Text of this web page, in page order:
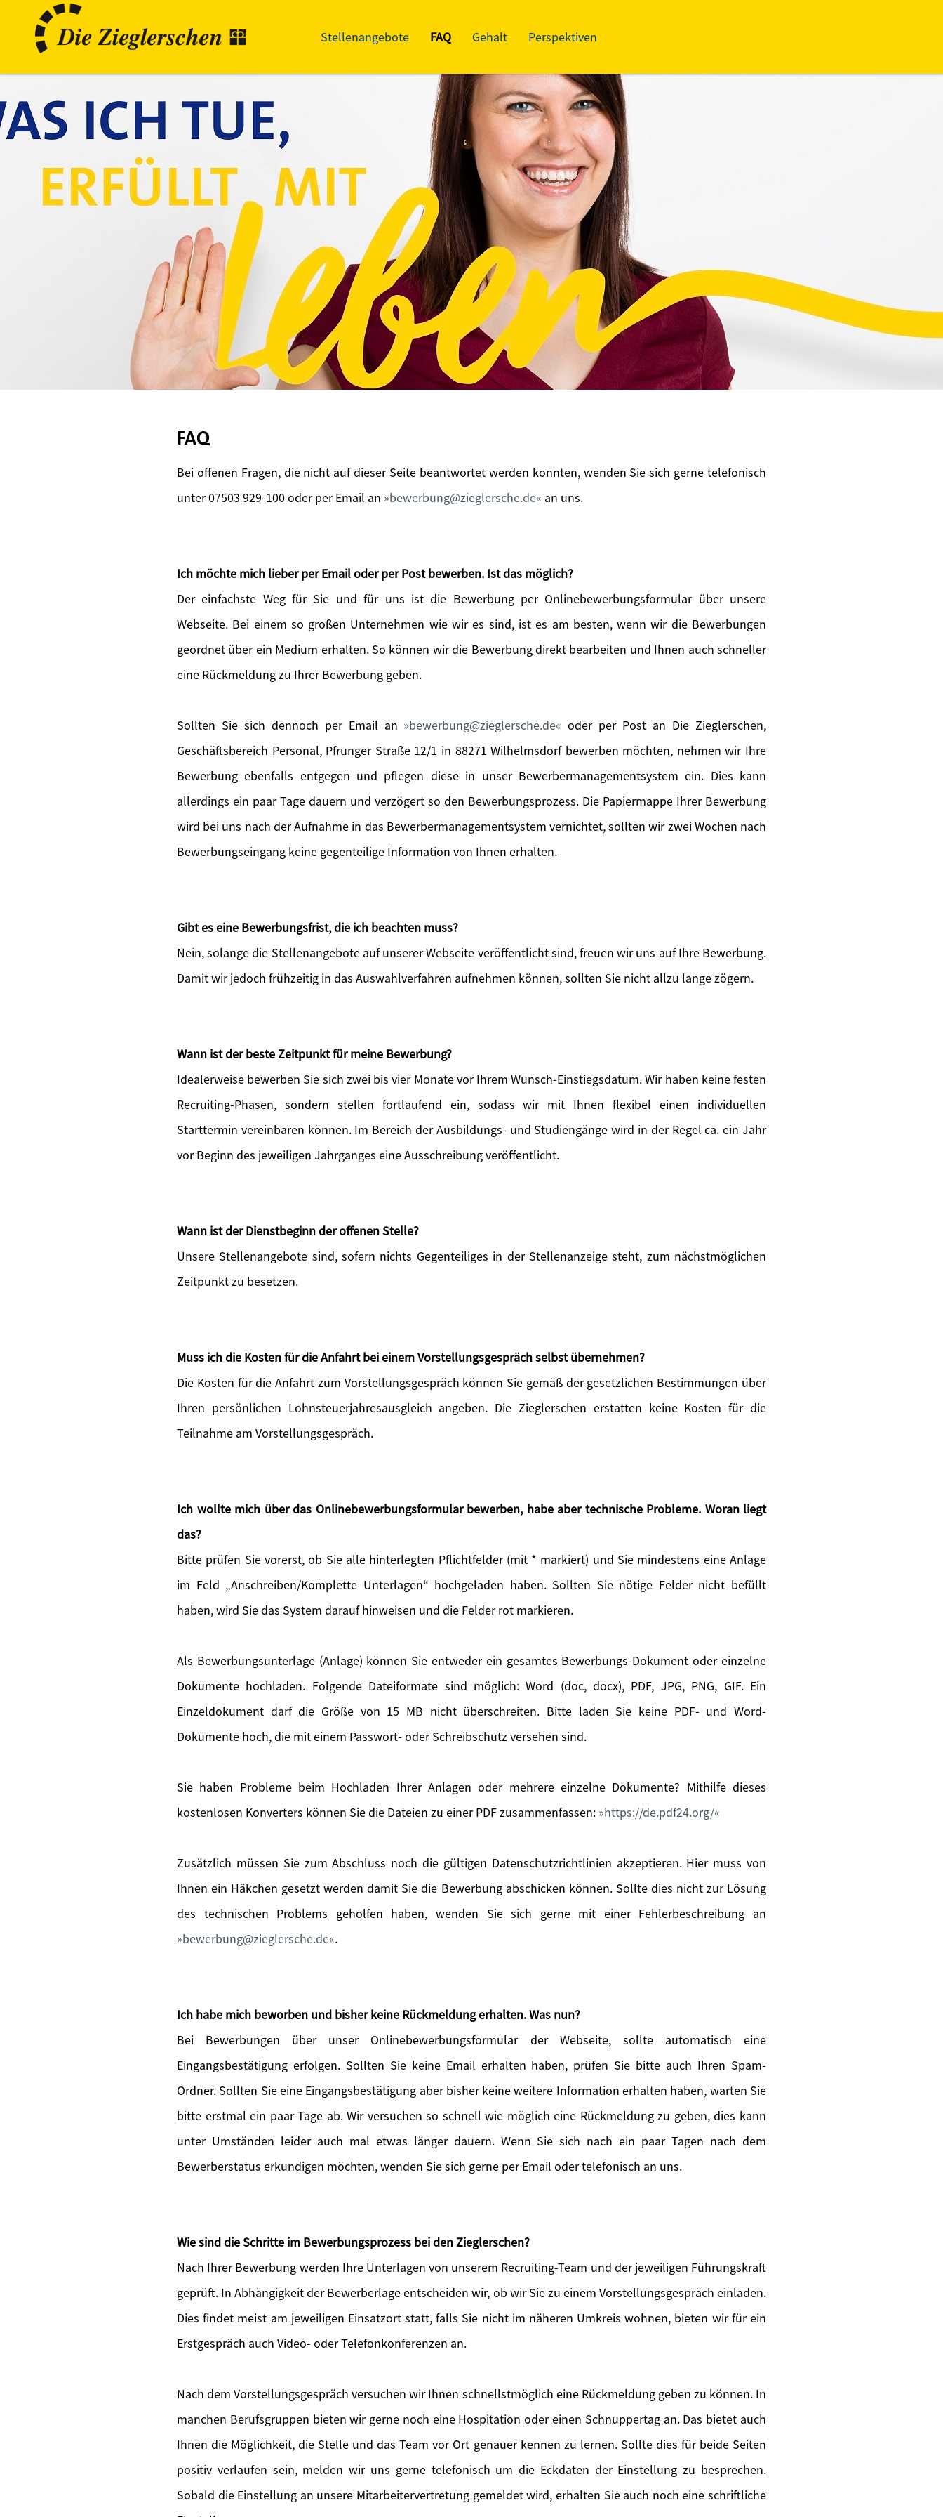
Stellenangebote FAQ Gehalt Perspektiven
FAQ
Bei offenen Fragen, die nicht auf dieser Seite beantwortet werden konnten, wenden Sie sich gerne telefonisch
unter 07503 929-100 oder per Email an
bewerbung@zieglersche.de an uns.
Ich möchte mich lieber per Email oder per Post bewerben. Ist das möglich?
Der einfachste Weg für Sie und für uns ist die Bewerbung per Onlinebewerbungsformular über unsere
Webseite. Bei einem so großen Unternehmen wie wir es sind, ist es am besten, wenn wir die Bewerbungen
geordnet über ein Medium erhalten. So können wir die Bewerbung direkt bearbeiten und Ihnen auch schneller
eine Rückmeldung zu Ihrer Bewerbung geben.
Sollten Sie sich dennoch per Email an bewerbung@zieglersche.de
oder per Post an Die Zieglerschen,
Geschäftsbereich Personal, Pfrunger Straße 12/1 in 88271 Wilhelmsdorf bewerben möchten, nehmen wir Ihre
Bewerbung ebenfalls entgegen und pflegen diese in unser Bewerbermanagementsystem ein. Dies kann
allerdings ein paar Tage dauern und verzögert so den Bewerbungsprozess. Die Papiermappe Ihrer Bewerbung
wird bei uns nach der Aufnahme in das Bewerbermanagementsystem vernichtet, sollten wir zwei Wochen nach
Bewerbungseingang keine gegenteilige Information von Ihnen erhalten.
Gibt es eine Bewerbungsfrist, die ich beachten muss?
Nein, solange die Stellenangebote auf unserer Webseite veröffentlicht sind, freuen wir uns auf Ihre Bewerbung.
Damit wir jedoch frühzeitig in das Auswahlverfahren aufnehmen können, sollten Sie nicht allzu lange zögern.
Wann ist der beste Zeitpunkt für meine Bewerbung?
Idealerweise bewerben Sie sich zwei bis vier Monate vor Ihrem Wunsch-Einstiegsdatum. Wir haben keine festen
Recruiting-Phasen, sondern stellen fortlaufend ein, sodass wir mit Ihnen flexibel einen individuellen
Starttermin vereinbaren können. Im Bereich der Ausbildungs- und Studiengänge wird in der Regel ca. ein Jahr
vor Beginn des jeweiligen Jahrganges eine Ausschreibung veröffentlicht.
Wann ist der Dienstbeginn der offenen Stelle?
Unsere Stellenangebote sind, sofern nichts Gegenteiliges in der Stellenanzeige steht, zum nächstmöglichen
Zeitpunkt zu besetzen.
Muss ich die Kosten für die Anfahrt bei einem Vorstellungsgespräch selbst übernehmen?
Die Kosten für die Anfahrt zum Vorstellungsgespräch können Sie gemäß der gesetzlichen Bestimmungen über
Ihren persönlichen Lohnsteuerjahresausgleich angeben. Die Zieglerschen erstatten keine Kosten für die
Teilnahme am Vorstellungsgespräch.
Ich wollte mich über das Onlinebewerbungsformular bewerben, habe aber technische Probleme. Woran liegt
das?
Bitte prüfen Sie vorerst, ob Sie alle hinterlegten Pflichtfelder (mit * markiert) und Sie mindestens eine Anlage
im Feld „Anschreiben/Komplette Unterlagen“ hochgeladen haben. Sollten Sie nötige Felder nicht befüllt
haben, wird Sie das System darauf hinweisen und die Felder rot markieren.
Als Bewerbungsunterlage (Anlage) können Sie entweder ein gesamtes Bewerbungs-Dokument oder einzelne
Dokumente hochladen. Folgende Dateiformate sind möglich: Word (doc, docx), PDF, JPG, PNG, GIF. Ein
Einzeldokument darf die Größe von 15 MB nicht überschreiten. Bitte laden Sie keine PDF- und Word-
Dokumente hoch, die mit einem Passwort- oder Schreibschutz versehen sind.
Sie haben Probleme beim Hochladen Ihrer Anlagen oder mehrere einzelne Dokumente? Mithilfe dieses
kostenlosen Konverters können Sie die Dateien zu einer PDF zusammenfassen: https://de.pdf24.org/
Zusätzlich müssen Sie zum Abschluss noch die gültigen Datenschutzrichtlinien akzeptieren. Hier muss von
Ihnen ein Häkchen gesetzt werden damit Sie die Bewerbung abschicken können. Sollte dies nicht zur Lösung
des technischen Problems geholfen haben, wenden Sie sich gerne mit einer Fehlerbeschreibung an
bewerbung@zieglersche.de .
Ich habe mich beworben und bisher keine Rückmeldung erhalten. Was nun?
Bei Bewerbungen über unser Onlinebewerbungsformular der Webseite, sollte automatisch eine
Eingangsbestätigung erfolgen. Sollten Sie keine Email erhalten haben, prüfen Sie bitte auch Ihren Spam-
Ordner. Sollten Sie eine Eingangsbestätigung aber bisher keine weitere Information erhalten haben, warten Sie
bitte erstmal ein paar Tage ab. Wir versuchen so schnell wie möglich eine Rückmeldung zu geben, dies kann
unter Umständen leider auch mal etwas länger dauern. Wenn Sie sich nach ein paar Tagen nach dem
Bewerberstatus erkundigen möchten, wenden Sie sich gerne per Email oder telefonisch an uns.
Wie sind die Schritte im Bewerbungsprozess bei den Zieglerschen?
Nach Ihrer Bewerbung werden Ihre Unterlagen von unserem Recruiting-Team und der jeweiligen Führungskraft
geprüft. In Abhängigkeit der Bewerberlage entscheiden wir, ob wir Sie zu einem Vorstellungsgespräch einladen.
Dies findet meist am jeweiligen Einsatzort statt, falls Sie nicht im näheren Umkreis wohnen, bieten wir für ein
Erstgespräch auch Video- oder Telefonkonferenzen an.
Nach dem Vorstellungsgespräch versuchen wir Ihnen schnellstmöglich eine Rückmeldung geben zu können. In
manchen Berufsgruppen bieten wir gerne noch eine Hospitation oder einen Schnuppertag an. Das bietet auch
Ihnen die Möglichkeit, die Stelle und das Team vor Ort genauer kennen zu lernen. Sollte dies für beide Seiten
positiv verlaufen sein, melden wir uns gerne telefonisch um die Eckdaten der Einstellung zu besprechen.
Sobald die Einstellung an unsere Mitarbeitervertretung gemeldet wird, erhalten Sie auch noch eine schriftliche